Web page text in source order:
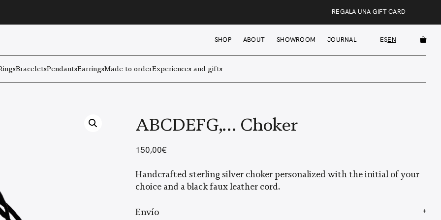
REGALA UNA GIFT CARD
SHOP ABOUT SHOWROOM JOURNAL ESEN
BraceletsPendantsEarringsMade to orderExperiences and gifts
ABCDEFG,… Choker
150,00€
Handcrafted sterling silver choker personalized with the initial of your
choice and a black faux leather cord.
Envío